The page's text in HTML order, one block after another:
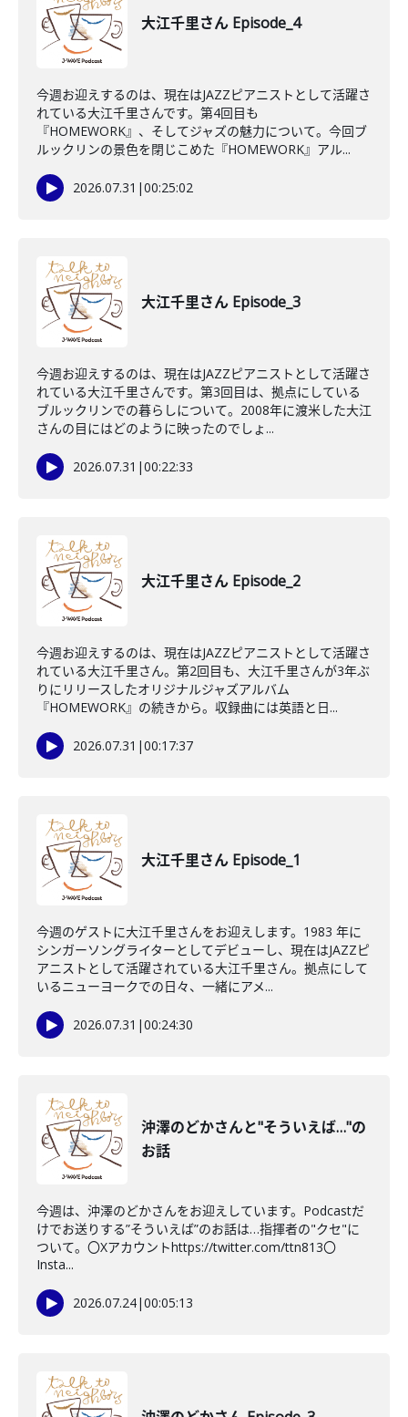
大江千里さん Episode_4
今週お迎えするのは、現在はJAZZピアニストとして活躍さ
れている大江千里さんです。第4回目も
『HOMEWORK』、そしてジャズの魅力について。今回ブ
ルックリンの景色を閉じこめた『HOMEWORK』アル...
2026.07.31 |00:25:02
大江千里さん Episode_3
今週お迎えするのは、現在はJAZZピアニストとして活躍さ
れている大江千里さんです。第3回目は、拠点にしている
ブルックリンでの暮らしについて。2008年に渡米した大江
さんの目にはどのように映ったのでしょ...
2026.07.31 |00:22:33
大江千里さん Episode_2
今週お迎えするのは、現在はJAZZピアニストとして活躍さ
れている大江千里さん。第2回目も、大江千里さんが3年ぶ
りにリリースしたオリジナルジャズアルバム
『HOMEWORK』の続きから。収録曲には英語と日...
2026.07.31 |00:17:37
大江千里さん Episode_1
今週のゲストに大江千里さんをお迎えします。1983 年に
シンガーソングライターとしてデビューし、現在はJAZZピ
アニストとして活躍されている大江千里さん。拠点にして
いるニューヨークでの日々、一緒にアメ...
2026.07.31 |00:24:30
沖澤のどかさんと"そういえば…"の
お話
今週は、沖澤のどかさんをお迎えしています。Podcastだ
けでお送りする”そういえば”のお話は…指揮者の"クセ"に
ついて。〇Xアカウントhttps://twitter.com/ttn813〇
Insta...
2026.07.24|00:05:13